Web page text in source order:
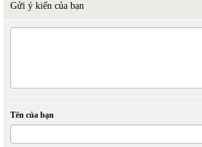
Gửi ý kiến của bạn
Tên của bạn